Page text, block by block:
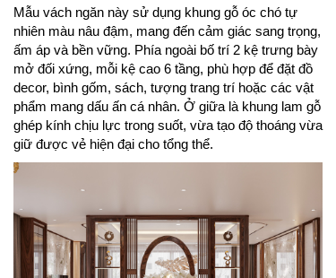
Mẫu vách ngăn này sử dụng khung gỗ óc chó tự
nhiên màu nâu đậm, mang đến cảm giác sang trọng,
ấm áp và bền vững. Phía ngoài bố trí 2 kệ trưng bày
mở đối xứng, mỗi kệ cao 6 tầng, phù hợp để đặt đồ
decor, bình gốm, sách, tượng trang trí hoặc các vật
phẩm mang dấu ấn cá nhân. Ở giữa là khung lam gỗ
ghép kính chịu lực trong suốt, vừa tạo độ thoáng vừa
giữ được vẻ hiện đại cho tổng thể.